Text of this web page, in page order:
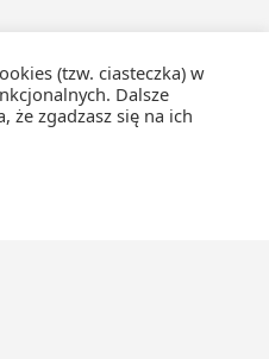
(tzw. ciasteczka) w
Dalsze
że zgadzasz się na ich